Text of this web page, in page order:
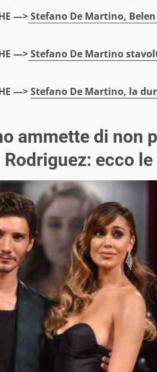
—>Stefano De Martino,
—>Stefano De Martino
—>Stefano De Martino, la
ammette di non
ecco